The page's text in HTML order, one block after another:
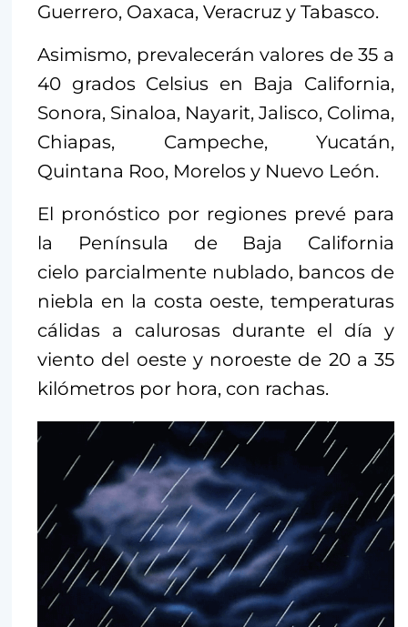
Guerrero, Oaxaca, Veracruz y Tabasco.
Asimismo, prevalecerán valores de 35 a
40 grados Celsius en Baja California,
Sonora, Sinaloa, Nayarit, Jalisco, Colima,
Chiapas, Campeche, Yucatán,
Quintana Roo, Morelos y Nuevo León.
El pronóstico por regiones prevé para
la Península de Baja California
cielo parcialmente nublado, bancos de
niebla en la costa oeste, temperaturas
cálidas a calurosas durante el día y
viento del oeste y noroeste de 20 a 35
kilómetros por hora, con rachas.